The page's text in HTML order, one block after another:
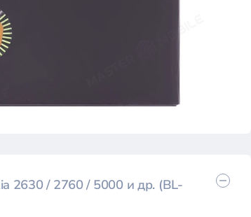
2630 / 2760 / 5000 и др. (BL-